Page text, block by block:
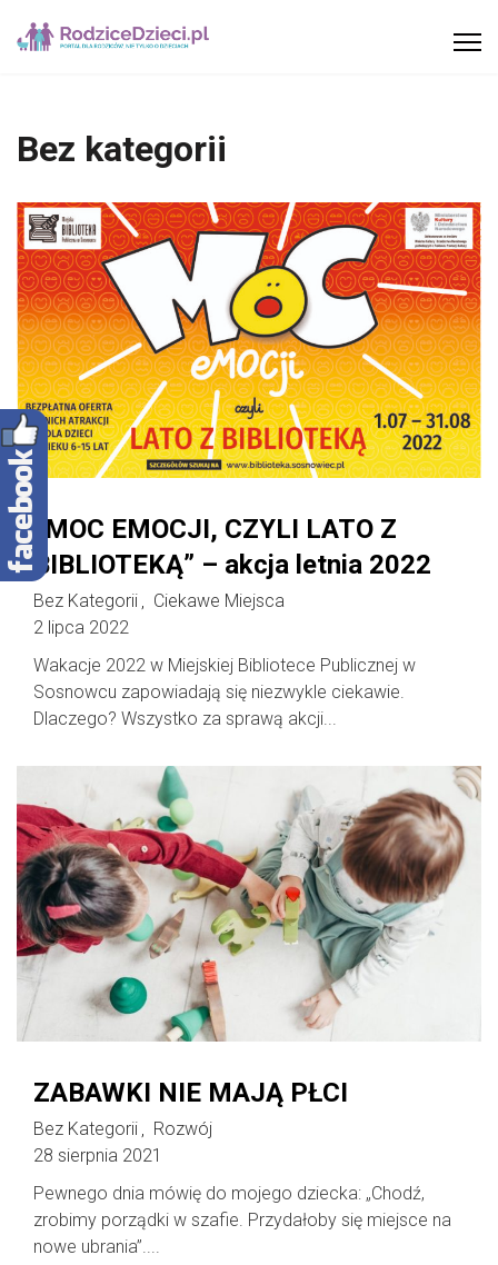
Bez kategorii
„MOC EMOCJI, CZYLI LATO Z
BIBLIOTEKĄ” – akcja letnia 2022
Bez Kategorii
Ciekawe Miejsca
2 lipca 2022
Wakacje 2022 w Miejskiej Bibliotece Publicznej w
Sosnowcu zapowiadają się niezwykle ciekawie.
Dlaczego? Wszystko za sprawą akcji...
ZABAWKI NIE MAJĄ PŁCI
Bez Kategorii
Rozwój
28 sierpnia 2021
Pewnego dnia mówię do mojego dziecka: „Chodź,
zrobimy porządki w szafie. Przydałoby się miejsce na
nowe ubrania”....